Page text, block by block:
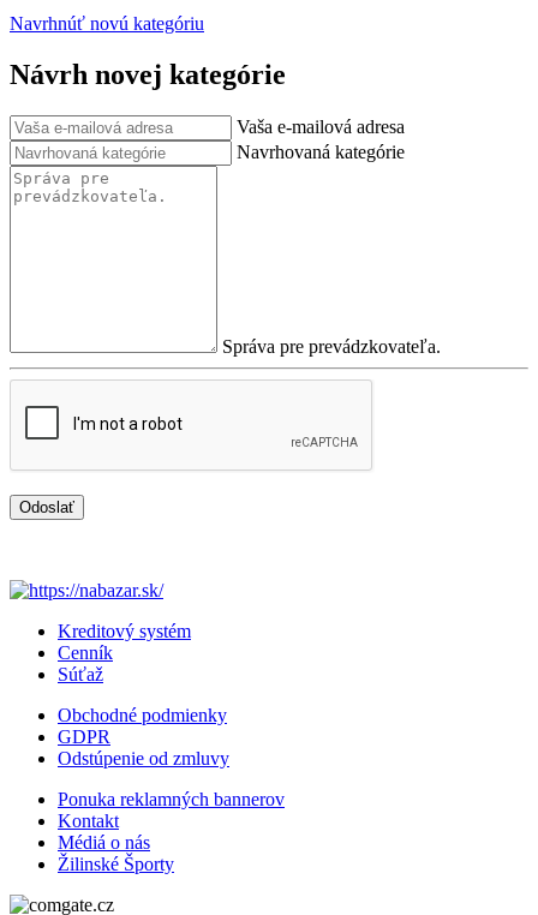
Navrhnúť novú kategóriu
Návrh novej kategórie
Vaša e-mailová adresa
Navrhovaná kategórie
Správa pre prevádzkovateľa.
Odoslať
Kreditový systém
Cenník
Súťaž
Obchodné podmienky
GDPR
Odstúpenie od zmluvy
Ponuka reklamných bannerov
Kontakt
Médiá o nás
Žilinské Športy